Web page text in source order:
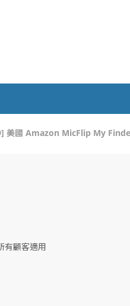
美國 Amazon MicFlip My
有顧客適用